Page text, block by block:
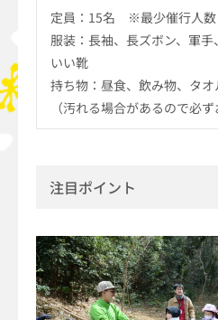
定員：15名 ※最少催行人数
服装：長袖、長ズボン、軍
いい靴
持ち物：昼食、飲み物、タ
（汚れる場合があるので必ず
注目ポイント